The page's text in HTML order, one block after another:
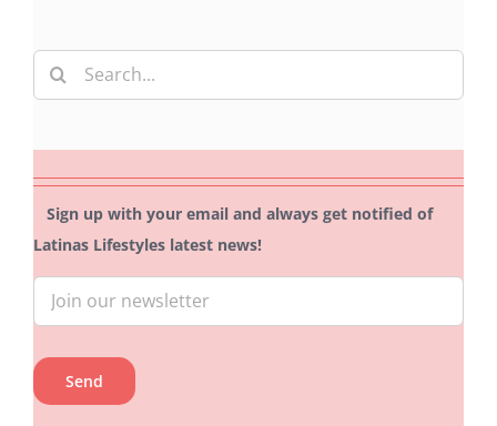
Search
for:
Sign up with your email and always get notified of
Latinas Lifestyles latest news!